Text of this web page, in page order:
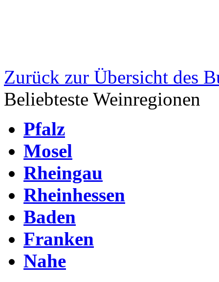
Zurück zur Übersicht des
Beliebteste Weinregionen
Pfalz
Mosel
Rheingau
Rheinhessen
Baden
Franken
Nahe